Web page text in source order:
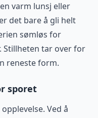
varm lunsj eller
det bare å gli helt
sømløs for
Stillheten tar over for
reneste form.
sporet
Ved å